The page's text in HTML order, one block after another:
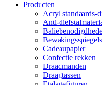
Producten
Acryl standaards-
Anti-
Bewakingsspiegels
Cadeaupapier
Confectie rekken
Draadmanden
Draagtassen